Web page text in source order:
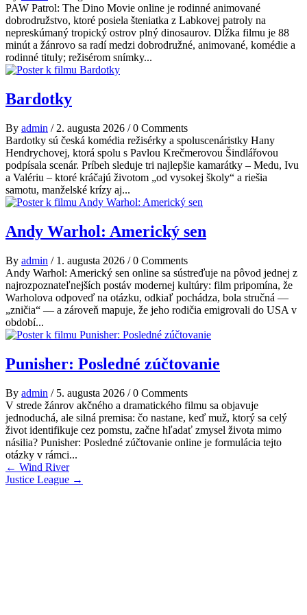
PAW Patrol: The Dino Movie online je rodinné animované
dobrodružstvo, ktoré posiela šteniatka z Labkovej patroly na
nepreskúmaný tropický ostrov plný dinosaurov. Dĺžka filmu je 88
minút a žánrovo sa radí medzi dobrodružné, animované, komédie a
rodinné tituly; režisérom snímky...
Bardotky
By admin / 2. augusta 2026 /0 Comments
Bardotky sú česká komédia režisérky a spoluscenáristky Hany
Hendrychovej, ktorá spolu s Pavlou Krečmerovou Šindlářovou
podpísala scenár. Príbeh sleduje tri najlepšie kamarátky – Medu, Ivu
a Valériu – ktoré kráčajú životom „od vysokej školy“ a riešia
samotu, manželské krízy aj...
Andy Warhol: Americký sen
By admin / 1. augusta 2026 /0 Comments
Andy Warhol: Americký sen online sa sústreďuje na pôvod jednej z
najrozpoznateľnejších postáv modernej kultúry: film pripomína, že
Warholova odpoveď na otázku, odkiaľ pochádza, bola stručná —
„zničia“ — a zároveň mapuje, že jeho rodičia emigrovali do USA v
období...
Punisher: Posledné zúčtovanie
By admin / 5. augusta 2026 /0 Comments
V strede žánrov akčného a dramatického filmu sa objavuje
jednoduchá, ale silná premisa: čo nastane, keď muž, ktorý sa celý
život identifikuje cez pomstu, začne hľadať zmysel života mimo
násilia? Punisher: Posledné zúčtovanie online je formulácia tejto
otázky v rámci...
Post
navigation
← Wind River
Justice League →